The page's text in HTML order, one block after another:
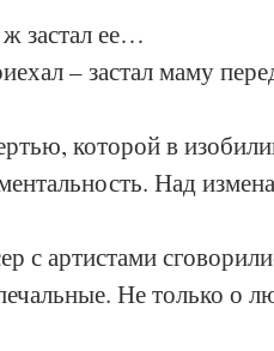
застал ее…
– застал маму
которой в
Над
с артистами
Не только о